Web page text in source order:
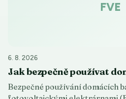
FVE
6. 8. 2026
Jak bezpečně používat
Bezpečné používání domácích